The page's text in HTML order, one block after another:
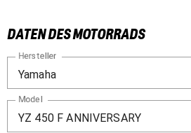
DATEN DES MOTORRADS
Hersteller
Model